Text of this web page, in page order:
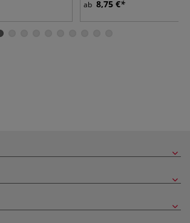
ab 8,75 €